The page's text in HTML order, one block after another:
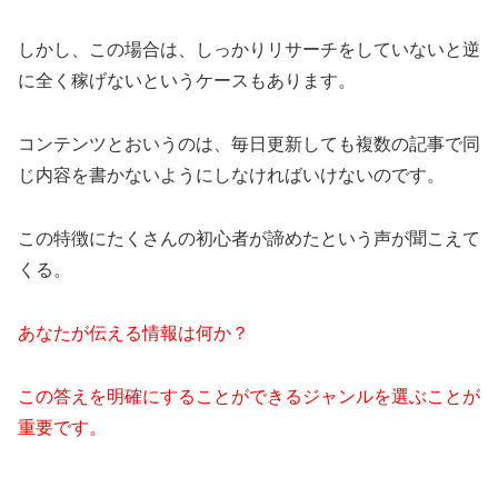
しかし、この場合は、しっかりリサーチをしていないと逆
に全く稼げないというケースもあります。
コンテンツとおいうのは、毎日更新しても複数の記事で同
じ内容を書かないようにしなければいけないのです。
この特徴にたくさんの初心者が諦めたという声が聞こえて
くる。
あなたが伝える情報は何か？
この答えを明確にすることができるジャンルを選ぶことが
重要です。